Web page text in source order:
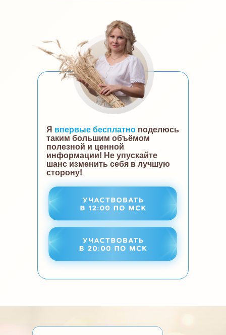
Я впервые бесплатно поделюсь
таким большим объёмом
полезной и ценной
информации! Не упускайте
шанс изменить себя в лучшую
сторону!